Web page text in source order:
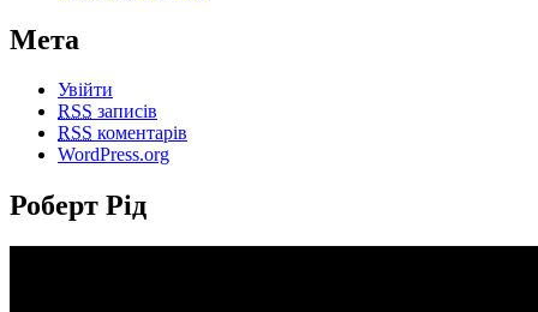
Мета
Увійти
RSS записів
RSS коментарів
WordPress.org
Роберт Рід